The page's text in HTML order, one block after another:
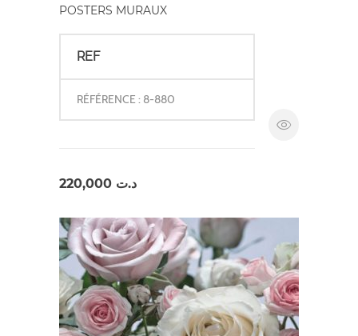
POSTERS MURAUX
REF
RÉFÉRENCE : 8-880
د.ت